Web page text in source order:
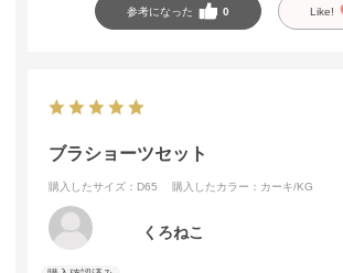
参考になった 0 Like!
ブラショーツセット
購入したサイズ：D65 購入したカラー：カーキ/KG
くろねこ